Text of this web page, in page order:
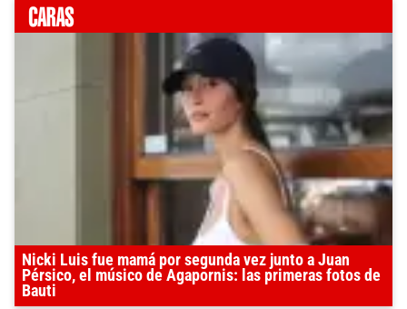
Nicki Luis fue mamá por segunda vez junto a Juan
Pérsico, el músico de Agapornis: las primeras fotos de
Bauti